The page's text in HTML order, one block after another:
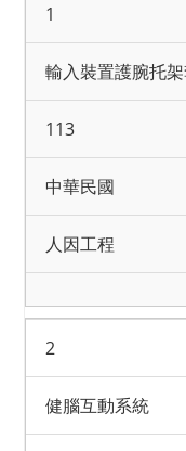
1
輸入裝置護腕托
113
中華民國
人因工程
2
健腦互動系統